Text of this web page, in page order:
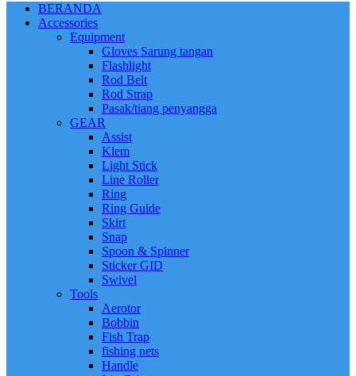
BERANDA
Accessories
Equipment
Gloves Sarung tangan
Flashlight
Rod Belt
Rod Strap
Pasak/tiang penyangga
GEAR
Assist
Klem
Light Stick
Line Roller
Ring
Ring Guide
Skirt
Snap
Spoon & Spinner
Sticker GID
Swivel
Tools
Aerotor
Bobbin
Fish Trap
fishing nets
Handle